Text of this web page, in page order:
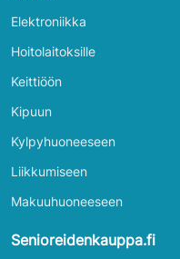
Elektroniikka
Hoitolaitoksille
Keittiöön
Kipuun
Kylpyhuoneeseen
Liikkumiseen
Makuuhuoneeseen
Senioreidenkauppa.fi